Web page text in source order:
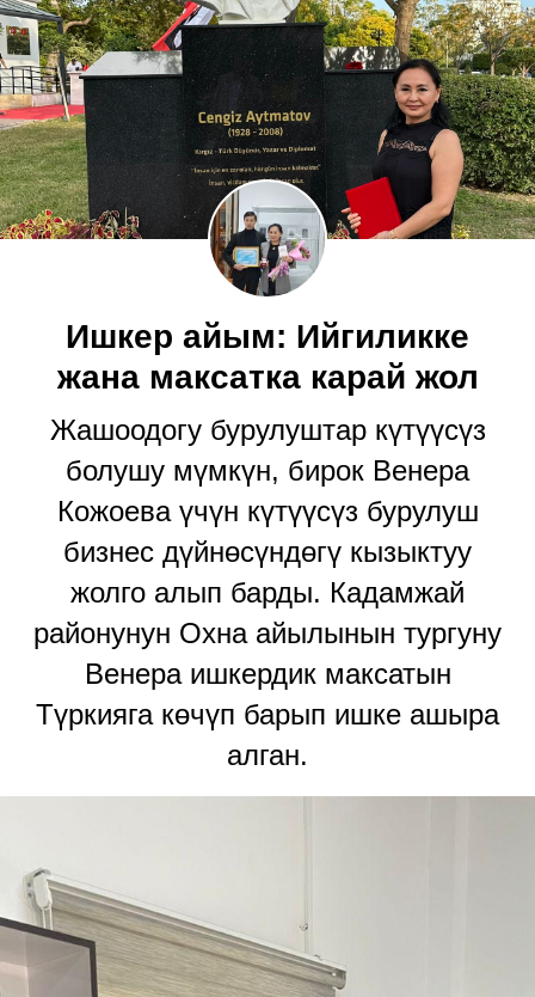
Ишкер айым: Ийгиликке
жана максатка карай жол
Жашоодогу бурулуштар күтүүсүз
болушу мүмкүн, бирок Венера
Кожоева үчүн күтүүсүз бурулуш
бизнес дүйнөсүндөгү кызыктуу
жолго алып барды. Кадамжай
районунун Охна айылынын тургуну
Венера ишкердик максатын
Түркияга көчүп барып ишке ашыра
алган.